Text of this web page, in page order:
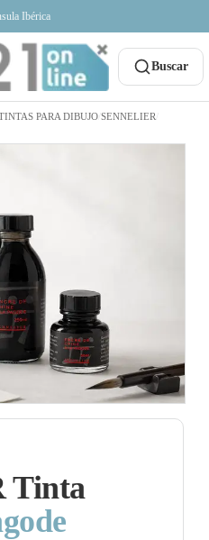
Ibérica
Buscar
PARA DIBUJO SENNELIER
Tinta